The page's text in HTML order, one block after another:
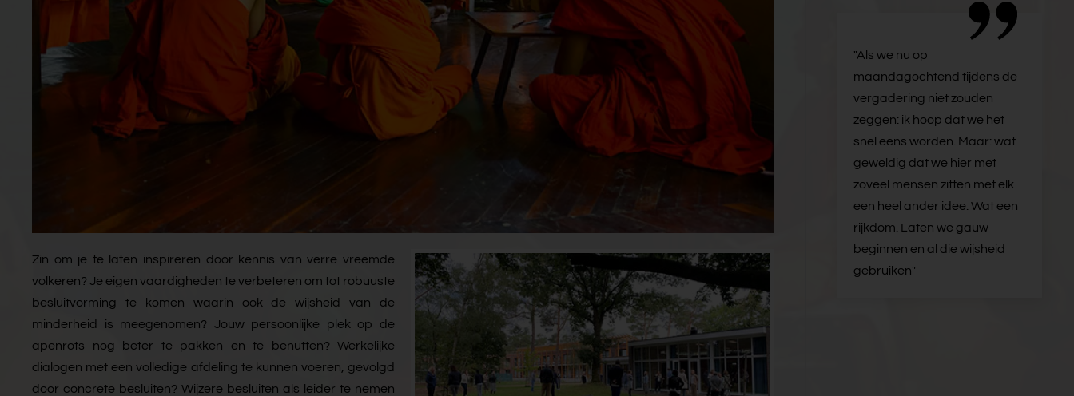
Zin om je te laten inspireren door kennis van verre vreemde
volkeren? Je eigen vaardigheden te verbeteren om tot robuuste
besluitvorming te komen waarin ook de wijsheid van de
minderheid is meegenomen? Jouw persoonlijke plek op de
apenrots nog beter te pakken en te benutten? Werkelijke
dialogen met een volledige afdeling te kunnen voeren, gevolgd
door concrete besluiten? Wijzere besluiten als leider te nemen
"Als we nu op
maandagochtend tijdens de
vergadering niet zouden
zeggen: ik hoop dat we het
snel eens worden. Maar: wat
geweldig dat we hier met
zoveel mensen zitten met elk
een heel ander idee. Wat een
rijkdom. Laten we gauw
beginnen en al die wijsheid
gebruiken"